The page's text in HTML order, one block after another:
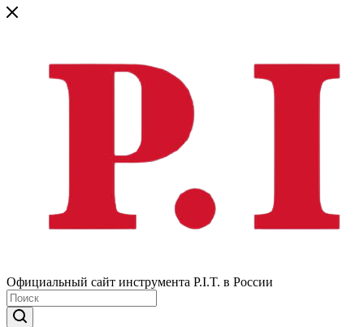
Официальный сайт инструмента P.I.T. в России